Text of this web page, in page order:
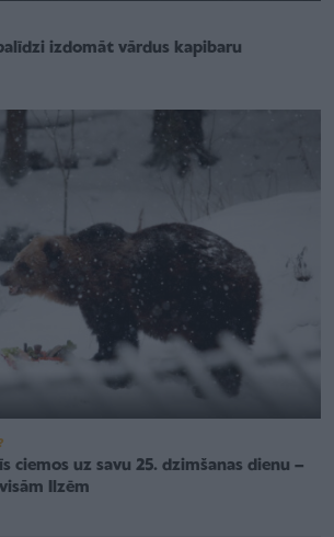
izdomāt vārdus kapibaru
ciemos uz savu 25. dzimšanas dienu –
Ilzēm